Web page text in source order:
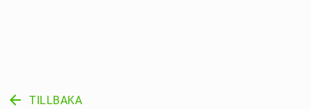
arrow_back TILLBAKA